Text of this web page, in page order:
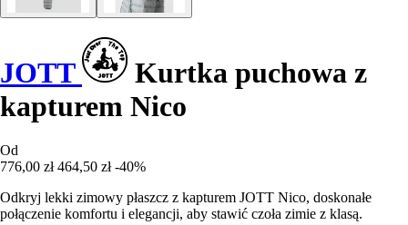
JOTT
Kurtka puchowa z
kapturem Nico
Od
776,00 zł 464,50 zł -40%
Odkryj lekki zimowy płaszcz z kapturem JOTT Nico, doskonałe
połączenie komfortu i elegancji, aby stawić czoła zimie z klasą.